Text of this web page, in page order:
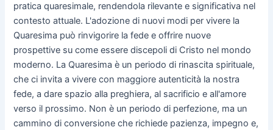
pratica quaresimale, rendendola rilevante e significativa nel
contesto attuale. L'adozione di nuovi modi per vivere la
Quaresima può rinvigorire la fede e offrire nuove
prospettive su come essere discepoli di Cristo nel mondo
moderno. La Quaresima è un periodo di rinascita spirituale,
che ci invita a vivere con maggiore autenticità la nostra
fede, a dare spazio alla preghiera, al sacrificio e all'amore
verso il prossimo. Non è un periodo di perfezione, ma un
cammino di conversione che richiede pazienza, impegno e,